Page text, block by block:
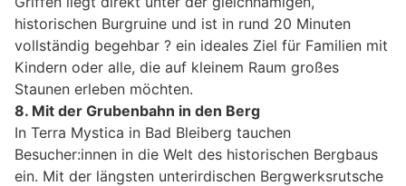
historischen Burgruine und ist in rund 20 Minuten
vollständig begehbar ? ein ideales Ziel für Familien mit
Kindern oder alle, die auf kleinem Raum großes
Staunen erleben möchten.
8. Mit der Grubenbahn in den Berg
In Terra Mystica in Bad Bleiberg tauchen
Besucher:innen in die Welt des historischen Bergbaus
ein. Mit der längsten unterirdischen Bergwerksrutsche